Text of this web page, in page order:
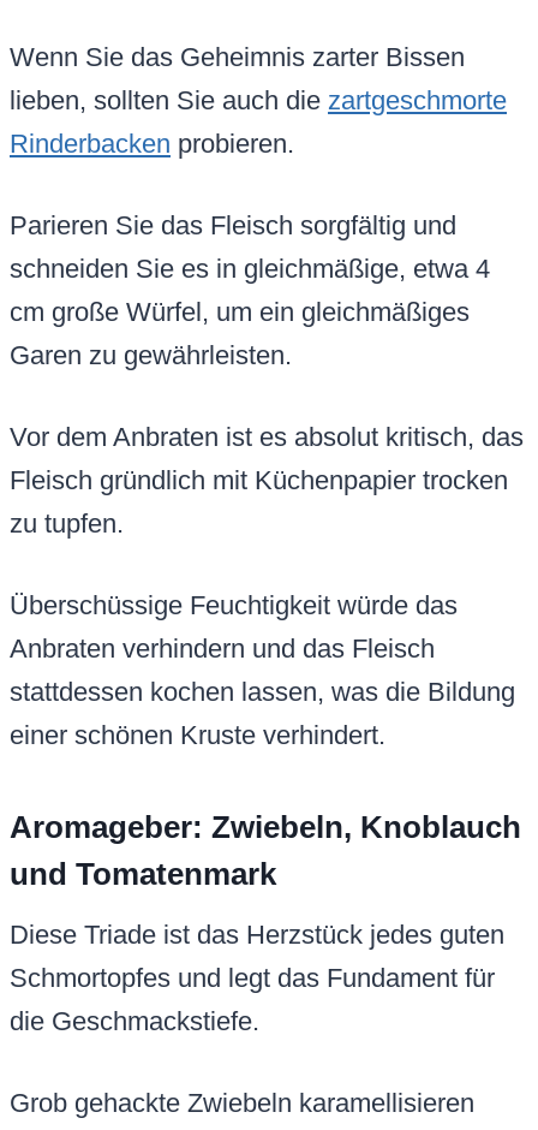
Wenn Sie das Geheimnis zarter Bissen
lieben, sollten Sie auch die zartgeschmorte
Rinderbacken probieren.
Parieren Sie das Fleisch sorgfältig und
schneiden Sie es in gleichmäßige, etwa 4
cm große Würfel, um ein gleichmäßiges
Garen zu gewährleisten.
Vor dem Anbraten ist es absolut kritisch, das
Fleisch gründlich mit Küchenpapier trocken
zu tupfen.
Überschüssige Feuchtigkeit würde das
Anbraten verhindern und das Fleisch
stattdessen kochen lassen, was die Bildung
einer schönen Kruste verhindert.
Aromageber: Zwiebeln, Knoblauch
und Tomatenmark
Diese Triade ist das Herzstück jedes guten
Schmortopfes und legt das Fundament für
die Geschmackstiefe.
Grob gehackte Zwiebeln karamellisieren